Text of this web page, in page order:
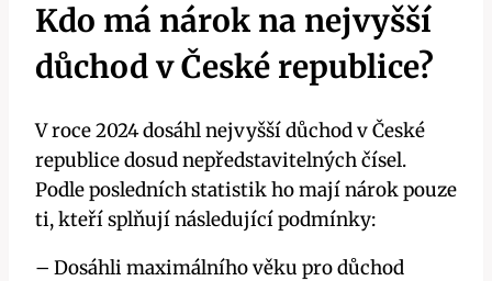
Kdo má nárok na nejvyšší
důchod v České republice?
V roce 2024 dosáhl nejvyšší důchod v České
republice dosud nepředstavitelných čísel.
Podle posledních statistik ho mají nárok pouze
ti, kteří splňují následující podmínky:
– Dosáhli maximálního věku pro důchod